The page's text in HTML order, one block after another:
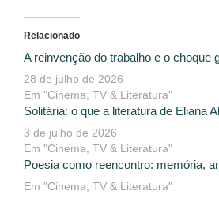
Relacionado
A reinvenção do trabalho e o choque
28 de julho de 2026
Em "Cinema, TV & Literatura"
Solitária: o que a literatura de Eliana
3 de julho de 2026
Em "Cinema, TV & Literatura"
Poesia como reencontro: memória,
Em "Cinema, TV & Literatura"